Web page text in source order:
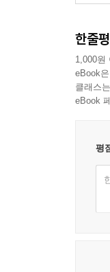
한줄평
1,000원
eBook
클래스
eBook
평